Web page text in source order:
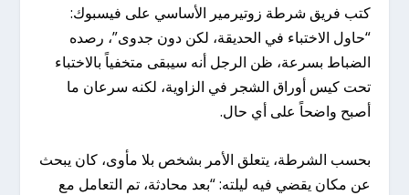
كتب فريق شرطة زوتيرمير الأساسي على فيسبوك:
“حاول الاختباء في الحديقة، لكن دون جدوى”، رصده
الضباط بسرعة، ظن الرجل أنه سيبقى متخفياً بالاختباء
تحت كيس أوراق الشجر في الزاوية، لكنه سرعان ما
أصبح واضحاً على أي حال.
بحسب الشرطة، يتعلق الأمر بشخص بلا مأوى، كان يبحث
عن مكان يقضي فيه ليلته: “بعد محادثة، تم التعامل مع